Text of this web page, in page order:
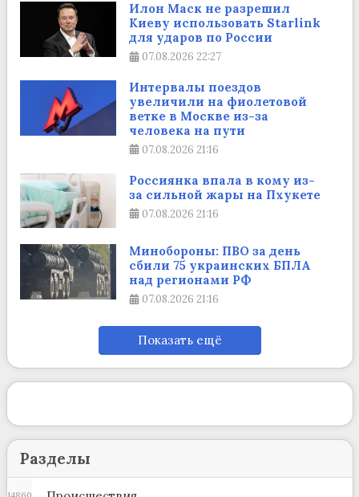
Илон Маск не разрешил
Киеву использовать Starlink
для ударов по России
07.08.2026 22:27
Интервалы поездов
увеличили на фиолетовой
ветке в Москве из-за
человека на пути
07.08.2026 21:16
Россиянка впала в кому из-
за сильной жары на Пхукете
07.08.2026 21:16
Минобороны: ПВО за день
сбили 75 украинских БПЛА
над регионами РФ
07.08.2026 21:16
Показать ещё
Разделы